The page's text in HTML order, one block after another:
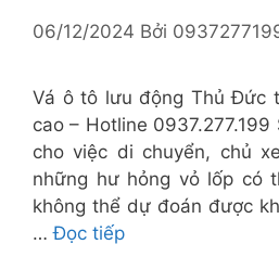
06/12/2024 Bởi
Vá ô tô lưu động Thủ Đức
cao – Hotline
cho việc di chuyển, chủ
những hư hỏng vỏ lốp có
không thể dự đoán được
…Đọc tiếp